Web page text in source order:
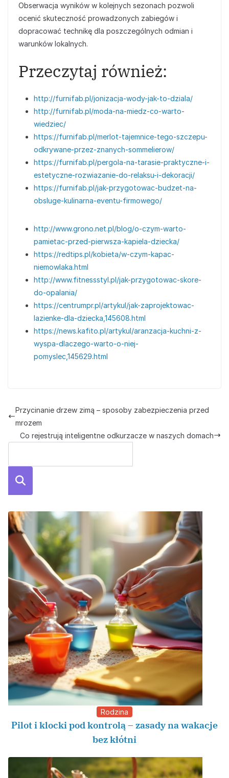
Obserwacja wyników w kolejnych sezonach pozwoli
ocenić skuteczność prowadzonych zabiegów i
dopracować technikę dla poszczególnych odmian i
warunków lokalnych.
Przeczytaj również:
http://furnifab.pl/jonizacja-wody-jak-to-dziala/
http://furnifab.pl/moda-na-miedz-co-warto-
wiedziec/
https://furnifab.pl/merlot-tajemnice-tego-szczepu-
odkrywane-przez-znanych-sommelierow/
https://furnifab.pl/pergola-na-tarasie-praktyczne-i-
estetyczne-rozwiazanie-do-relaksu-i-dekoracji/
https://furnifab.pl/jak-przygotowac-budzet-na-
obsluge-kulinarna-eventu-firmowego/
http://www.grono.net.pl/blog/o-czym-warto-
pamietac-przed-pierwsza-kapiela-dziecka/
https://redtips.pl/kobieta/w-czym-kapac-
niemowlaka.html
http://www.fitnessstyl.pl/jak-przygotowac-skore-
do-opalania/
https://centrumpr.pl/artykul/jak-zaprojektowac-
lazienke-dla-dziecka,145608.html
https://news.kafito.pl/artykul/aranzacja-kuchni-z-
wyspa-dlaczego-warto-o-niej-
pomyslec,145629.html
Przycinanie drzew zimą – sposoby zabezpieczenia przed
mrozem
Co rejestrują inteligentne odkurzacze w naszych domach
Szuka
Rodzina
Pilot i klocki pod kontrolą – zasady na wakacje
bez kłótni